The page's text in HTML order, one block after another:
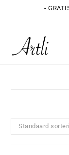
-
Standaard